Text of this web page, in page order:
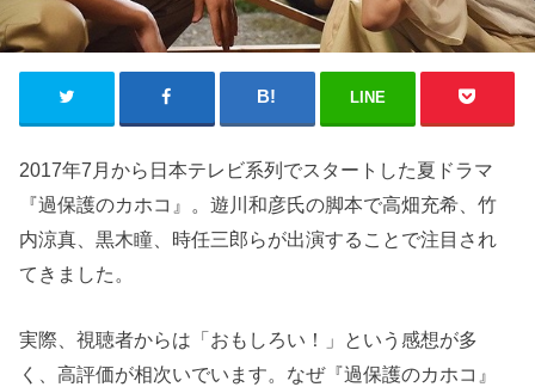
LINE
2017年7月から日本テレビ系列でスタートした夏ドラマ
『過保護のカホコ』。遊川和彦氏の脚本で高畑充希、竹
内涼真、黒木瞳、時任三郎らが出演することで注目され
てきました。
実際、視聴者からは「おもしろい！」という感想が多
く、高評価が相次いでいます。なぜ『過保護のカホコ』